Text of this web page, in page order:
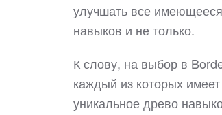
улучшать все
навыков и не только.
К слову, на выбор в
каждый из которых
уникальное древо